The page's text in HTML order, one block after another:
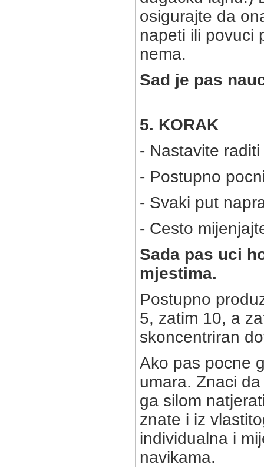
osigurajte da
napeti ili povuci
nema.
Sad je pas
5. KORAK
- Nastavite
- Postupno
- Svaki put
- Cesto
Sada pas uci
mjestima.
Postupno
5, zatim 10, a
skoncentriran
Ako pas pocne
umara. Znaci
ga silom
znate i iz
individualna i
navikama.